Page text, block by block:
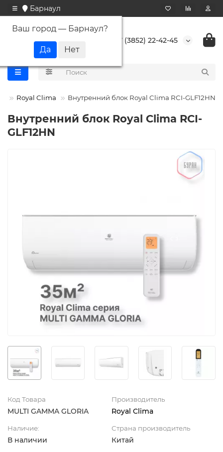
Барнаул
Ваш город — Барнаул?
+7 (3852) 22-42-45
Royal Clima Внутренний блок Royal Clima RCI-GLF12HN
Внутренний блок Royal Clima RCI-
GLF12HN
Код Товара
MULTI GAMMA GLORIA
Производитель
Royal Clima
Наличие:
В наличии
Страна производитель
Китай